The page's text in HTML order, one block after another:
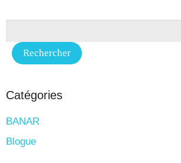
Catégories
BANAR
Blogue